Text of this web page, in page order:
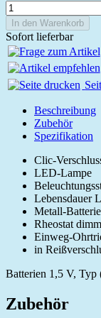
In den Warenkorb
Sofort lieferbar
Beschreibung
Zubehör
Spezifikation
Clic-
LED-Lampe
Lebensdauer
Metall-
Rheostat
Einweg-
in
Batterien 1,5 V, Typ
Zubehör